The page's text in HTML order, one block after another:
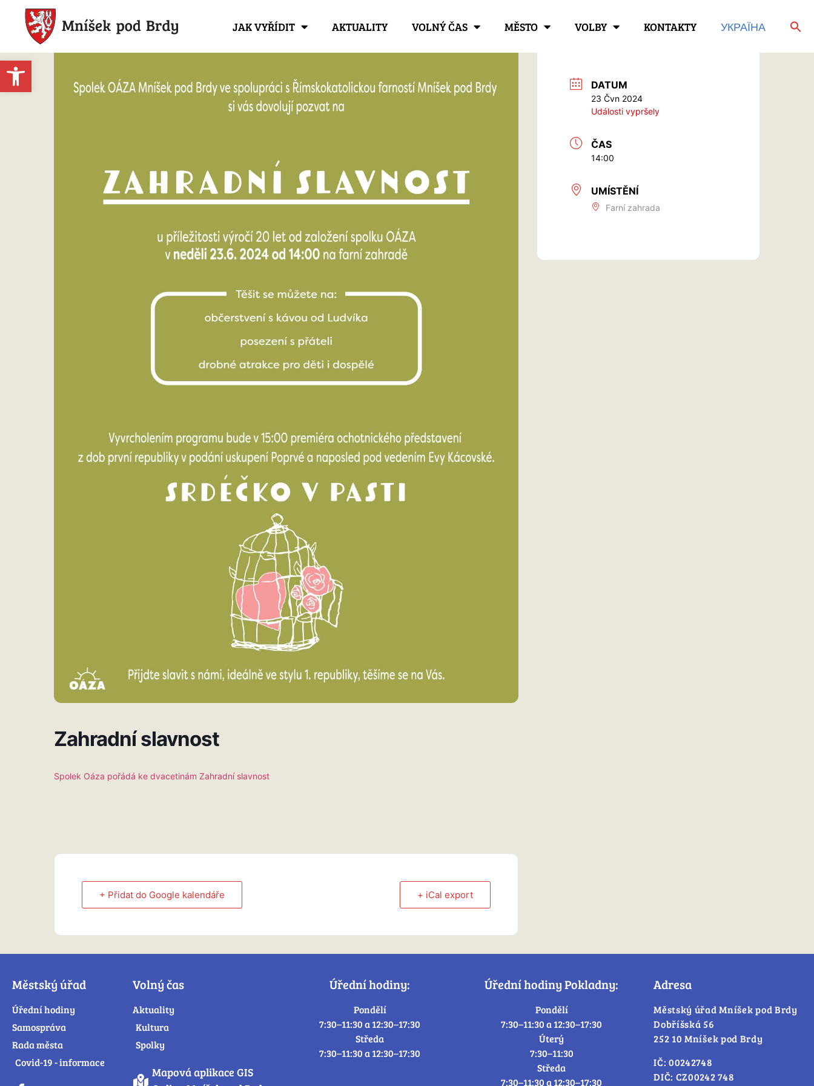
Open toolbar
JAK VYŘÍDIT AKTUALITY VOLNÝ ČAS MĚSTO VOLBY KONTAKTY УКРАЇНА
Zahradní slavnost
Spolek Oáza pořádá ke dvacetinám Zahradní slavnost
+ Přidat do Google kalendáře + iCal export
DATUM
23 Čvn 2024
Události vypršely
ČAS
14:00
UMÍSTĚNÍ
Farní zahrada
Městský úřad
Úřední hodiny
Samospráva
Rada města
Covid-19 - informace
Volný čas
Aktuality
Kultura
Spolky
Mapová aplikace GIS
Úřední hodiny:
Pondělí
7:30–11:30 a 12:30–17:30
Středa
7:30–11:30 a 12:30–17:30
Úřední hodiny Pokladny:
Pondělí
7:30–11:30 a 12:30–17:30
Úterý
7:30–11:30
Středa
7:30–11:30 a 12:30–17:30
Adresa
Městský úřad Mníšek pod Brdy
Dobříšská 56
252 10 Mníšek pod Brdy
IČ: 00242748
DIČ: CZ00242 748